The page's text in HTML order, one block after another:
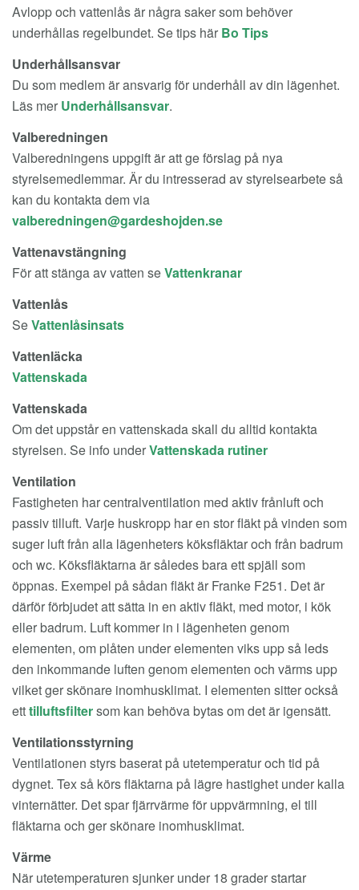
Avlopp och vattenlås är några saker som behöver
underhållas regelbundet. Se tips här Bo Tips
Underhållsansvar
Du som medlem är ansvarig för underhåll av din lägenhet.
Läs mer Underhållsansvar.
Valberedningen
Valberedningens uppgift är att ge förslag på nya
styrelsemedlemmar. Är du intresserad av styrelsearbete så
kan du kontakta dem via
Vattenavstängning
För att stänga av vatten seVattenkranar
Vattenlås
SeVattenlåsinsats
Vattenläcka
Vattenskada
Vattenskada
Om det uppstår en vattenskada skall du alltid kontakta
styrelsen. Se info underVattenskada rutiner
Ventilation
Fastigheten har centralventilation med aktiv frånluft och
passiv tilluft. Varje huskropp har en stor fläkt på vinden som
suger luft från alla lägenheters köksfläktar och från badrum
och wc. Köksfläktarna är således bara ett spjäll som
öppnas. Exempel på sådan fläkt är Franke F251. Det är
därför förbjudet att sätta in en aktiv fläkt, med motor, i kök
eller badrum. Luft kommer in i lägenheten genom
elementen, om plåten under elementen viks upp så leds
den inkommande luften genom elementen och värms upp
vilket ger skönare inomhusklimat. I elementen sitter också
etttilluftsfiltersom kan behöva bytas om det är igensätt.
Ventilationsstyrning
Ventilationen styrs baserat på utetemperatur och tid på
dygnet. Tex så körs fläktarna på lägre hastighet under kalla
vinternätter. Det spar fjärrvärme för uppvärmning, el till
fläktarna och ger skönare inomhusklimat.
Värme
När utetemperaturen sjunker under 18 grader startar